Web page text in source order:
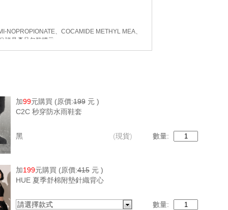
、COCAMIDE METHYL MEA、
詳見產品包裝標示
加99元購買 (原價:199元 )
C2C 秒穿防水雨鞋套
黑 (現貨) 數量:
加199元購買 (原價:415元 )
HUE 夏季舒棉附墊針織背心
請選擇款式 數量: